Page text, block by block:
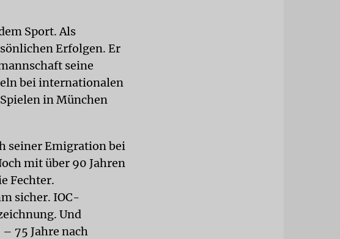
Sport. Als
Erfolgen. Er
seine
bei internationalen
in München
seiner Emigration bei
mit über 90 Jahren
Fechter.
sicher. IOC-
Und
75 Jahre nach